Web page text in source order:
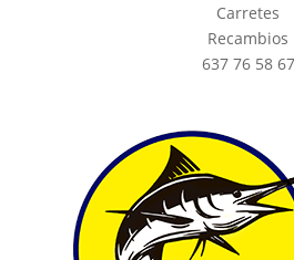
Carretes
Recambios
637 76 58 67